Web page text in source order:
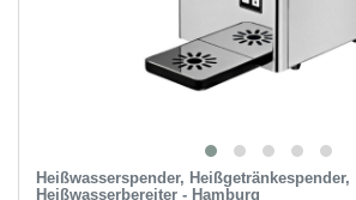
Heißwasserspender, Heißgetränkespender,
Heißwasserbereiter - Hamburg